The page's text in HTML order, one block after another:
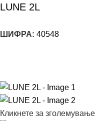
LUNE 2L
ШИФРА: 40548
Кликнете за зголемување